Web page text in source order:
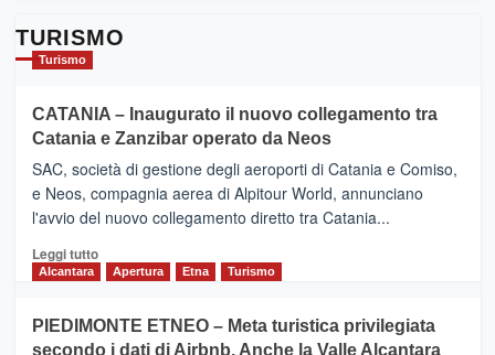
TURISMO
Turismo
CATANIA – Inaugurato il nuovo collegamento tra
Catania e Zanzibar operato da Neos
SAC, società di gestione degli aeroporti di Catania e Comiso,
e Neos, compagnia aerea di Alpitour World, annunciano
l'avvio del nuovo collegamento diretto tra Catania...
Leggi tuttoLeggi
CATANIA
Alcantara Apertura Etna Turismo
PIEDIMONTE ETNEO – Meta turistica privilegiata
secondo i dati di Airbnb. Anche la Valle Alcantara